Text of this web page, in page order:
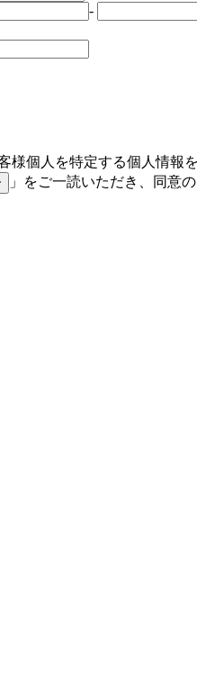
-
様個人を特定する個人情
」をご一読いただき、同意